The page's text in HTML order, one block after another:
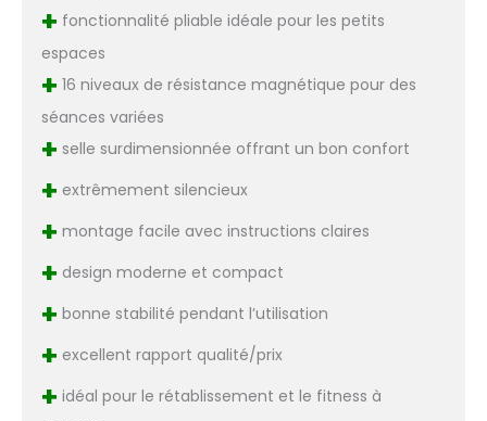
+ fonctionnalité pliable idéale pour les petits
espaces
+ 16 niveaux de résistance magnétique pour des
séances variées
+ selle surdimensionnée offrant un bon confort
+ extrêmement silencieux
+ montage facile avec instructions claires
+ design moderne et compact
+ bonne stabilité pendant l’utilisation
+ excellent rapport qualité/prix
+ idéal pour le rétablissement et le fitness à